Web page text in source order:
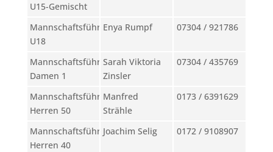
U15-Gemischt
Mannschaftsführerin
U18
Enya Rumpf 07304 / 921786
Mannschaftsführerin
Damen 1
Sarah Viktoria
Zinsler
07304 / 435769
Mannschaftsführer
Herren 50
Manfred
Strähle
0173 / 6391629
Mannschaftsführer
Herren 40
Joachim Selig 0172 / 9108907